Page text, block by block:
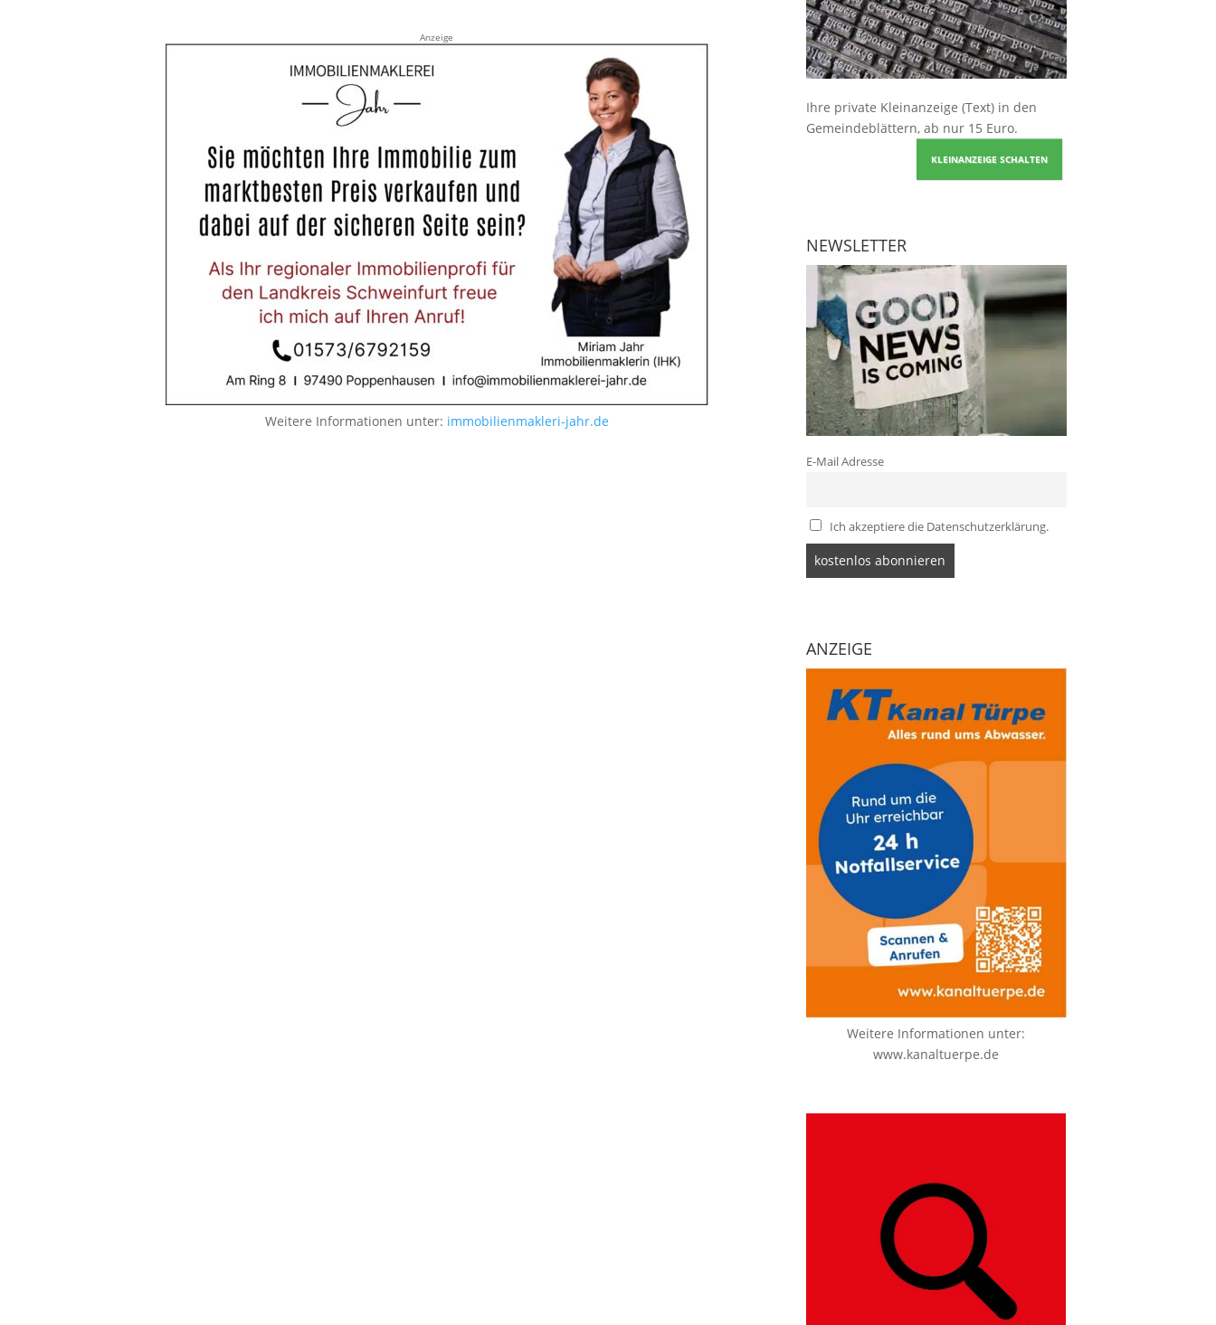
Anzeige
Weitere Informationen unter: immobilienmakleri-jahr.de
Ihre private Kleinanzeige (Text) in den
Gemeindeblättern, ab nur 15 Euro.
KLEINANZEIGE SCHALTEN
NEWSLETTER
E-Mail Adresse
Ich akzeptiere die Datenschutzerklärung.
ANZEIGE
Weitere Informationen unter:
www.kanaltuerpe.de